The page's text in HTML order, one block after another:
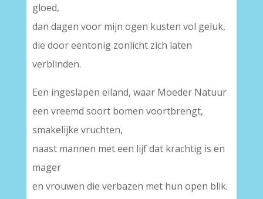
gloed,
dan dagen voor mijn ogen kusten vol geluk,
die door eentonig zonlicht zich laten
verblinden.
Een ingeslapen eiland, waar Moeder Natuur
een vreemd soort bomen voortbrengt,
smakelijke vruchten,
naast mannen met een lijf dat krachtig is en
mager
en vrouwen die verbazen met hun open blik.